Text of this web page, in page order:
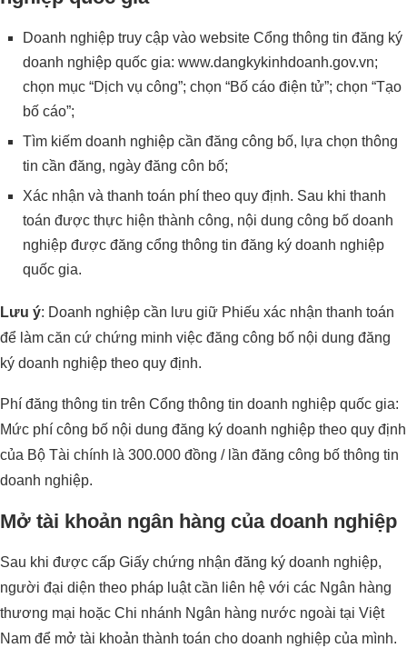
Doanh nghiệp truy cập vào website Cổng thông tin đăng ký
doanh nghiệp quốc gia: www.dangkykinhdoanh.gov.vn;
chọn mục “Dịch vụ công”; chọn “Bố cáo điện tử”; chọn “Tạo
bố cáo”;
Tìm kiếm doanh nghiệp cần đăng công bố, lựa chọn thông
tin cần đăng, ngày đăng côn bố;
Xác nhận và thanh toán phí theo quy định. Sau khi thanh
toán được thực hiện thành công, nội dung công bố doanh
nghiệp được đăng cổng thông tin đăng ký doanh nghiệp
quốc gia.
Lưu ý: Doanh nghiệp cần lưu giữ Phiếu xác nhận thanh toán
để làm căn cứ chứng minh việc đăng công bố nội dung đăng
ký doanh nghiệp theo quy định.
Phí đăng thông tin trên Cổng thông tin doanh nghiệp quốc gia:
Mức phí công bố nội dung đăng ký doanh nghiệp theo quy định
của Bộ Tài chính là 300.000 đồng / lần đăng công bố thông tin
doanh nghiệp.
Mở tài khoản ngân hàng của doanh nghiệp
Sau khi được cấp Giấy chứng nhận đăng ký doanh nghiệp,
người đại diện theo pháp luật cần liên hệ với các Ngân hàng
thương mại hoặc Chi nhánh Ngân hàng nước ngoài tại Việt
Nam để mở tài khoản thành toán cho doanh nghiệp của mình.